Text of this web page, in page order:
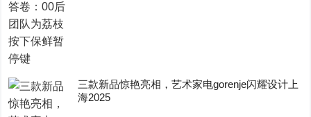
三款新品惊艳亮相，艺术家电gorenje闪耀设计上
海2025